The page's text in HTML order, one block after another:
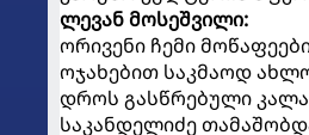
ლევან მოსეშვილი:
ორივენი ჩემი
ოჯახებით საკმაოდ
დროს გასწრებული
საკანდელიძე